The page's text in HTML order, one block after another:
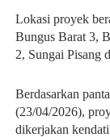
Lokasi proyek
Bungus Barat 3,
2, Sungai Pisang
Berdasarkan
(23/04/2026),
dikerjakan